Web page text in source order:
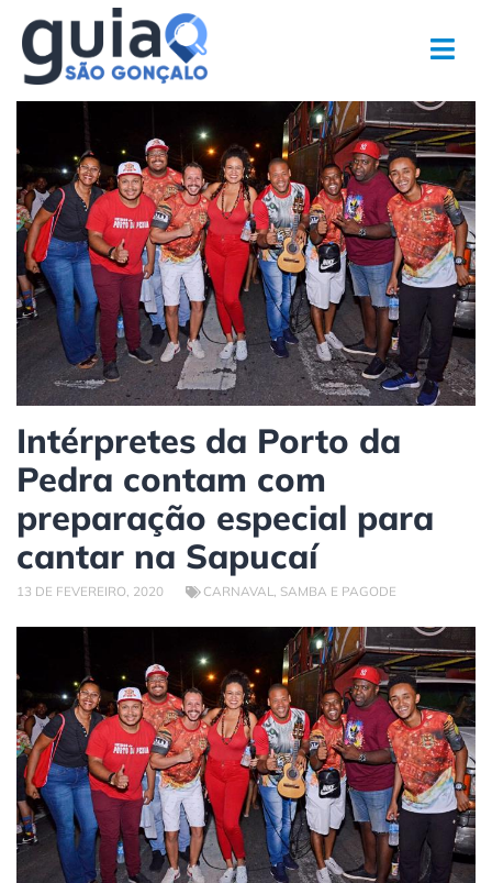
para
conteúdo
Intérpretes da Porto da
Pedra contam com
preparação especial para
cantar na Sapucaí
13 DE FEVEREIRO, 2020 CARNAVAL, SAMBA E PAGODE